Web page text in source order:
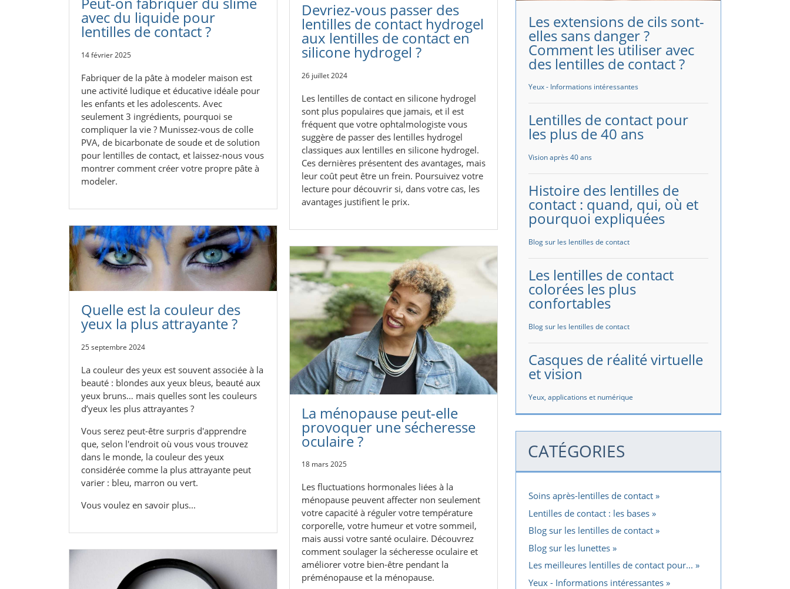
avec du liquide pour
lentilles de contact ?
14 février 2025
Fabriquer de la pâte à modeler maison est
une activité ludique et éducative idéale pour
les enfants et les adolescents. Avec
seulement 3 ingrédients, pourquoi se
compliquer la vie ? Munissez-vous de colle
PVA, de bicarbonate de soude et de solution
pour lentilles de contact, et laissez-nous vous
montrer comment créer votre propre pâte à
modeler.
Quelle est la couleur des
yeux la plus attrayante ?
25 septembre 2024
La couleur des yeux est souvent associée à la
beauté : blondes aux yeux bleus, beauté aux
yeux bruns… mais quelles sont les couleurs
d’yeux les plus attrayantes ?
Vous serez peut-être surpris d'apprendre
que, selon l'endroit où vous vous trouvez
dans le monde, la couleur des yeux
considérée comme la plus attrayante peut
varier : bleu, marron ou vert.
Vous voulez en savoir plus...
Devriez-vous passer des
lentilles de contact hydrogel
aux lentilles de contact en
silicone hydrogel ?
26 juillet 2024
Les lentilles de contact en silicone hydrogel
sont plus populaires que jamais, et il est
fréquent que votre ophtalmologiste vous
suggère de passer des lentilles hydrogel
classiques aux lentilles en silicone hydrogel.
Ces dernières présentent des avantages, mais
leur coût peut être un frein. Poursuivez votre
lecture pour découvrir si, dans votre cas, les
avantages justifient le prix.
La ménopause peut-elle
provoquer une sécheresse
oculaire ?
18 mars 2025
Les fluctuations hormonales liées à la
ménopause peuvent affecter non seulement
votre capacité à réguler votre température
corporelle, votre humeur et votre sommeil,
mais aussi votre santé oculaire. Découvrez
comment soulager la sécheresse oculaire et
améliorer votre bien-être pendant la
préménopause et la ménopause.
Les extensions de cils sont-
elles sans danger ?
Comment les utiliser avec
des lentilles de contact ?
Yeux - Informations intéressantes
Lentilles de contact pour
les plus de 40 ans
Vision après 40 ans
Histoire des lentilles de
contact : quand, qui, où et
pourquoi expliquées
Blog sur les lentilles de contact
Les lentilles de contact
colorées les plus
confortables
Blog sur les lentilles de contact
Casques de réalité virtuelle
et vision
Yeux, applications et numérique
CATÉGORIES
Soins après-lentilles de contact
Lentilles de contact : les bases
Blog sur les lentilles de contact
Blog sur les lunettes
Les meilleures lentilles de contact pour...
Yeux - Informations intéressantes